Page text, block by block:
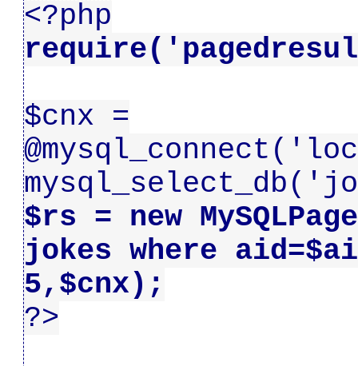
<?php
$cnx =
$rs = new
jokes where
5,$cnx);
?>